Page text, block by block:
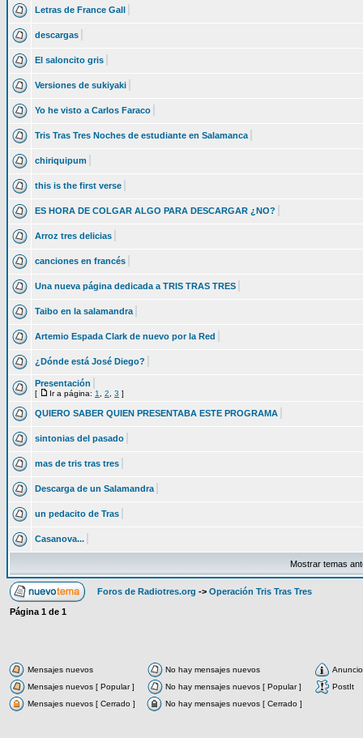
Letras de France Gall
descargas
El saloncito gris
Versiones de sukiyaki
Yo he visto a Carlos Faraco
Tris Tras Tres Noches de estudiante en Salamanca
chiriquipum
this is the first verse
ES HORA DE COLGAR ALGO PARA DESCARGAR ¿NO?
Arroz tres delicias
canciones en francés
Una nueva página dedicada a TRIS TRAS TRES
Taibo en la salamandra
Artemio Espada Clark de nuevo por la Red
¿Dónde está José Diego?
Presentación
[ Ir a página: 1 2 3 ]
QUIERO SABER QUIEN PRESENTABA ESTE PROGRAMA
sintonias del pasado
mas de tris tras tres
Descarga de un Salamandra
un pedacito de Tras
Casanova...
Mostrar temas
Foros de Radiotres.org -> Operación Tris Tras Tres
Página 1 de 1
Mensajes nuevos No hay mensajes nuevos
Anuncio
Mensajes nuevos [ Popular ]
No hay mensajes nuevos [ Popular ]
PostIt
Mensajes nuevos [ Cerrado ]
No hay mensajes nuevos [ Cerrado ]